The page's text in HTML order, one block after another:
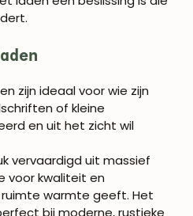
zijn ideaal voor wie zijn
of kleine
en uit het zicht wil
vervaardigd uit massief
voor kwaliteit en
warmte geeft. Het